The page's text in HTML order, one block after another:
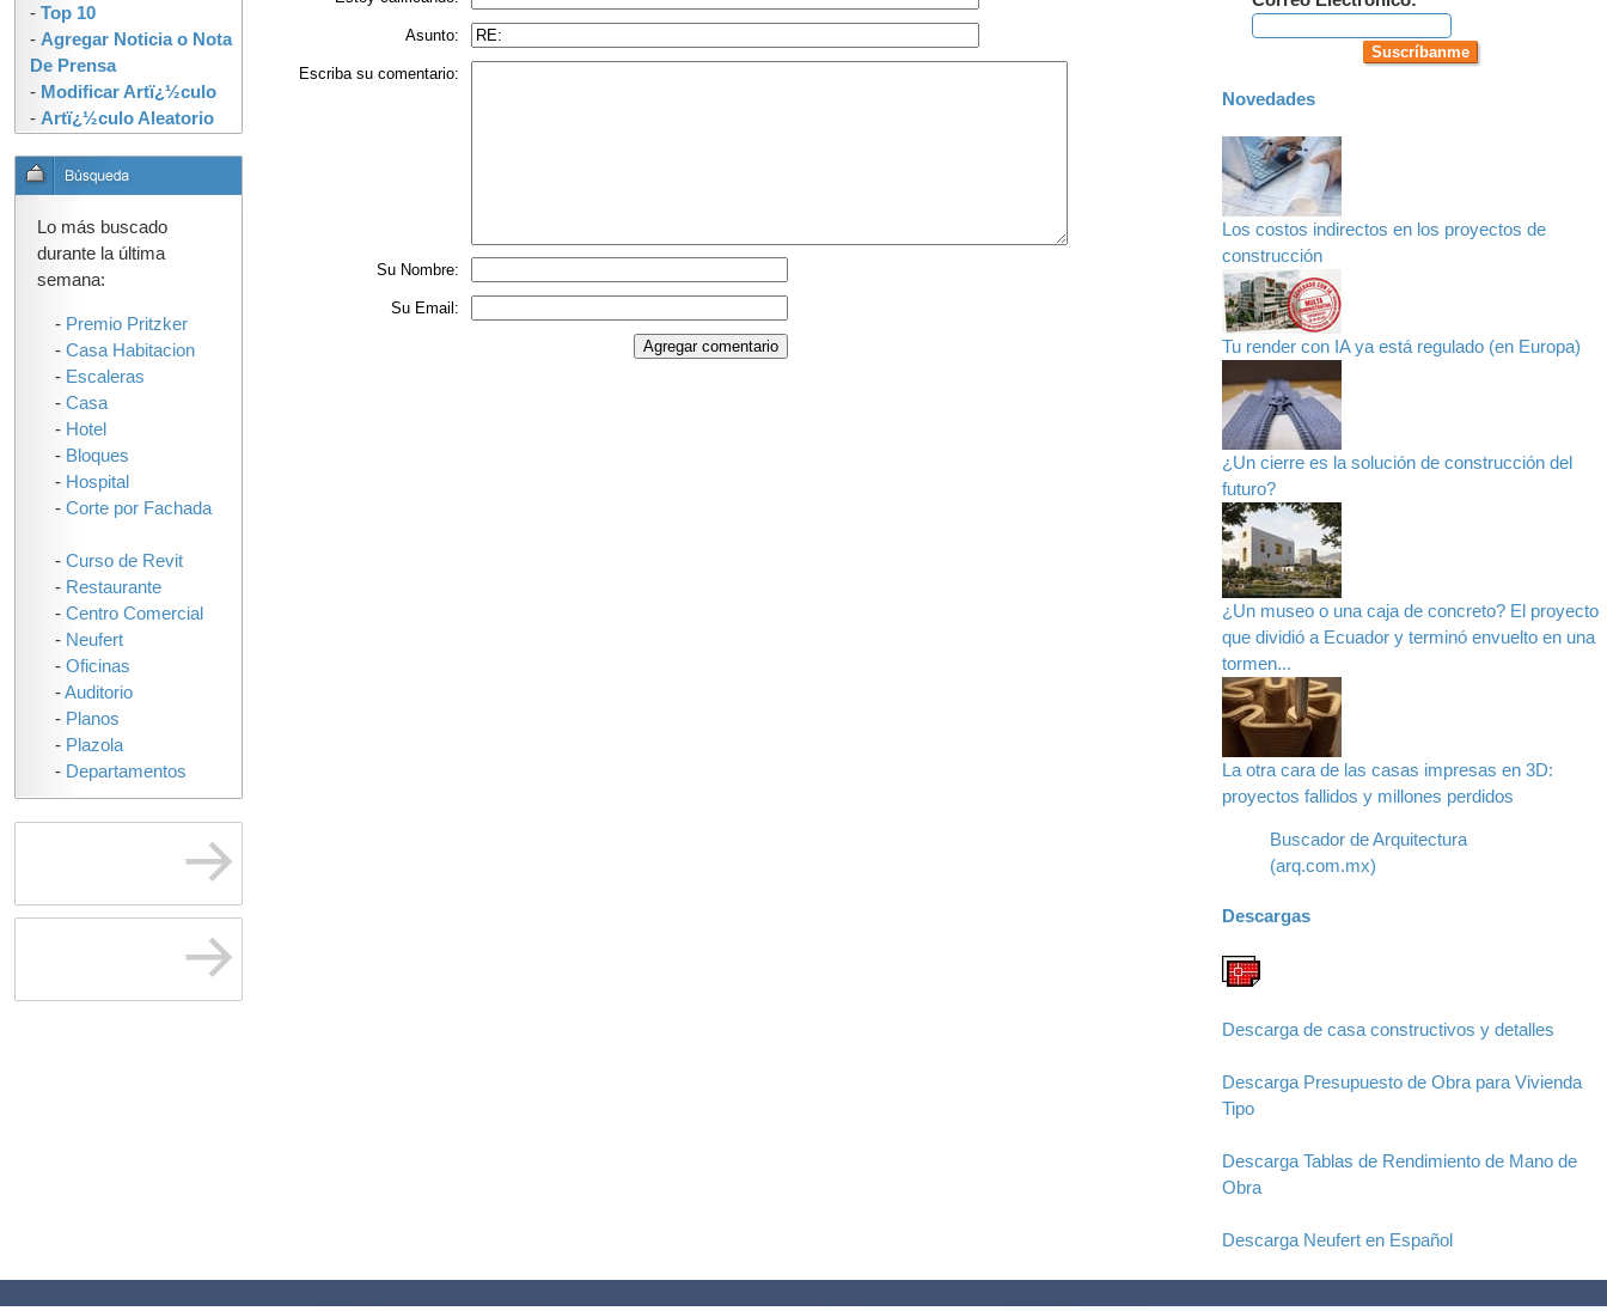
Asunto:
Escriba su comentario:
Su Nombre:
Su Email:
Novedades
Los costos indirectos en los proyectos de
construcción
Tu render con IA ya está regulado (en Europa)
¿Un cierre es la solución de construcción del
futuro?
¿Un museo o una caja de concreto? El proyecto
que dividió a Ecuador y terminó envuelto en una
tormen...
La otra cara de las casas impresas en 3D:
proyectos fallidos y millones perdidos
Buscador de Arquitectura
(arq.com.mx)
Descargas
Descarga de casa constructivos y detalles
Descarga Presupuesto de Obra para Vivienda
Tipo
Descarga Tablas de Rendimiento de Mano de
Obra
Descarga Neufert en Español
- Top 10
- Agregar Noticia o Nota
De Prensa
- Modificar Artï¿½culo
- Artï¿½culo Aleatorio
Lo más buscado
durante la última
semana:
- Premio Pritzker
- Casa Habitacion
- Escaleras
- Casa
- Hotel
- Bloques
- Hospital
- Corte por Fachada
- Curso de Revit
- Restaurante
- Centro Comercial
- Neufert
- Oficinas
-Auditorio
- Planos
- Plazola
- Departamentos